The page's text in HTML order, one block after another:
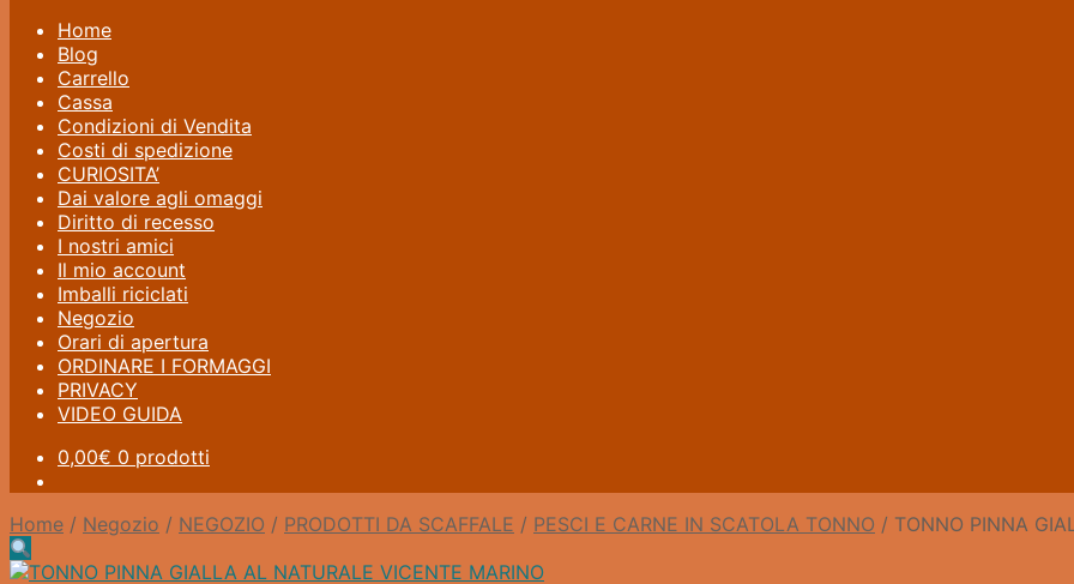
Home
Blog
Carrello
Cassa
Condizioni di Vendita
Costi di spedizione
CURIOSITA’
Dai valore agli omaggi
Diritto di recesso
I nostri amici
Il mio account
Imballi riciclati
Negozio
Orari di apertura
ORDINARE I FORMAGGI
PRIVACY
VIDEO GUIDA
0,00€ 0 prodotti
Home / Negozio / NEGOZIO / PRODOTTI DA SCAFFALE / PESCI E CARNE IN SCATOLA TONNO / TONNO PINNA